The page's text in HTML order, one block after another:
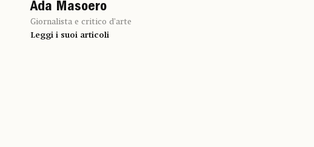
Ada Masoero
Giornalista e critico d’arte
Leggi i suoi articoli